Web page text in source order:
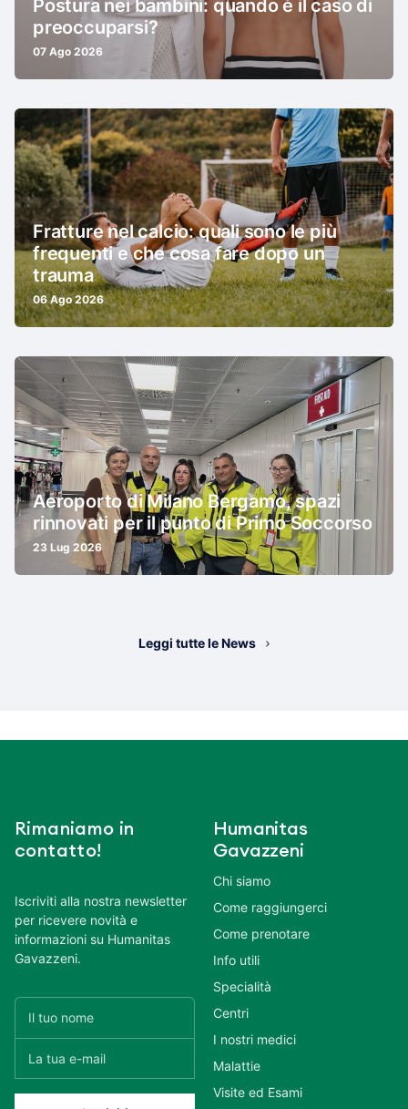
Postura nei bambini: quando è il caso di
preoccuparsi?
07 Ago 2026
Fratture nel calcio: quali sono le più
frequenti e che cosa fare dopo un
trauma
06 Ago 2026
Aeroporto di Milano Bergamo, spazi
rinnovati per il punto di Primo Soccorso
23 Lug 2026
Leggi tutte le News
Rimaniamo in
contatto!
Iscriviti alla nostra newsletter
per ricevere novità e
informazioni su Humanitas
Gavazzeni.
Humanitas
Gavazzeni
Chi siamo
Come raggiungerci
Come prenotare
Info utili
Specialità
Centri
I nostri medici
Malattie
Visite ed Esami